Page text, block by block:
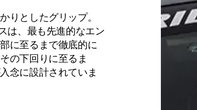
りとしたグリップ。
は、最も先進的なエン
に至るまで徹底的に
の下回りに至るま
念に設計されていま